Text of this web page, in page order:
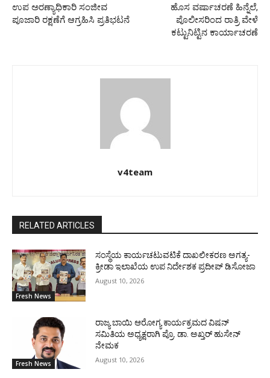
ಉಪ ಅರಣ್ಯಾಧಿಕಾರಿ ಸಂಜೀವ
ಪೂಜಾರಿ ರಕ್ಷಣೆಗೆ ಆಗ್ರಹಿಸಿ ಪ್ರತಿಭಟನೆ
ಹೊಸ ವರ್ಷಾಚರಣೆ ಹಿನ್ನೆಲೆ,
ಪೊಲೀಸರಿಂದ ರಾತ್ರಿ ವೇಳೆ
ಕಟ್ಟುನಿಟ್ಟಿನ ಕಾರ್ಯಾಚರಣೆ
v4team
RELATED ARTICLES
Fresh News
ಸಂಸ್ಥೆಯ ಕಾರ್ಯಚಟುವಟಿಕೆ ದಾಖಲೀಕರಣ ಅಗತ್ಯ-
ಕ್ರೀಡಾ ಇಲಾಖೆಯ ಉಪ ನಿರ್ದೇಶಕ ಪ್ರದೀಪ್ ಡಿಸೋಜಾ
August 10, 2026
Fresh News
ರಾಜ್ಯ ಬಾಯಿ ಆರೋಗ್ಯ ಕಾರ್ಯಕ್ರಮದ ವಿಷನ್
ಸಮಿತಿಯ ಅಧ್ಯಕ್ಷರಾಗಿ ಪ್ರೊ. ಡಾ. ಅಖ್ತರ್ ಹುಸೇನ್
ನೇಮಕ
August 10, 2026